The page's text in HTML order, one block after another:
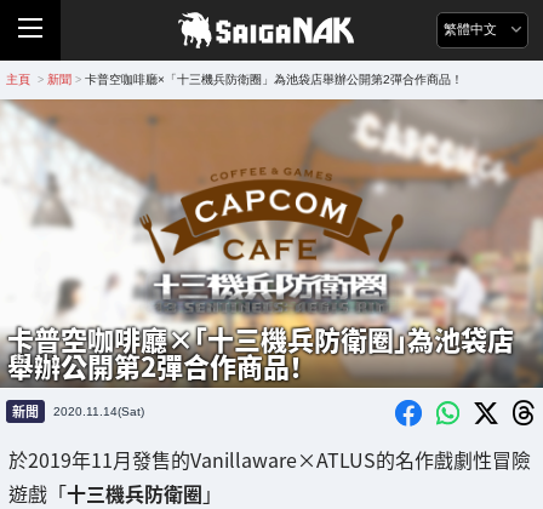
繁體中文
主頁 > 新聞 > 卡普空咖啡廳×「十三機兵防衛圈」為池袋店舉辦公開第2彈合作商品！
卡普空咖啡廳×「十三機兵防衛圈」為池袋店
舉辦公開第2彈合作商品！
新聞 2020.11.14(Sat)
於2019年11月發售的Vanillaware×ATLUS的名作戲劇性冒險
遊戲「十三機兵防衛圈 」